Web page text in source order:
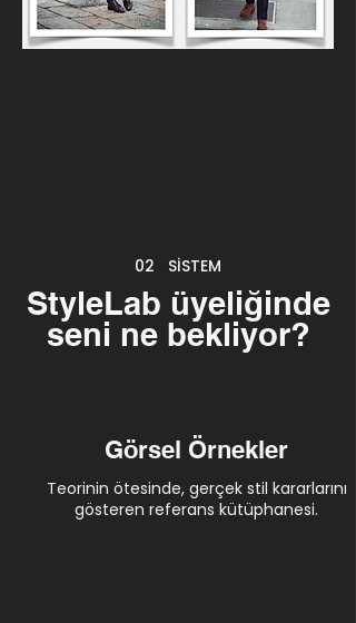
02 SİSTEM
StyleLab üyeliğinde
seni ne bekliyor?
Görsel Örnekler
Teorinin ötesinde, gerçek stil kararlarını
gösteren referans kütüphanesi.